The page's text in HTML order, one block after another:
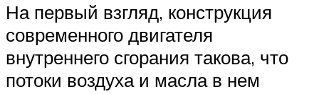
На первый взгляд, конструкция
современного двигателя
внутреннего сгорания такова, что
потоки воздуха и масла в нем